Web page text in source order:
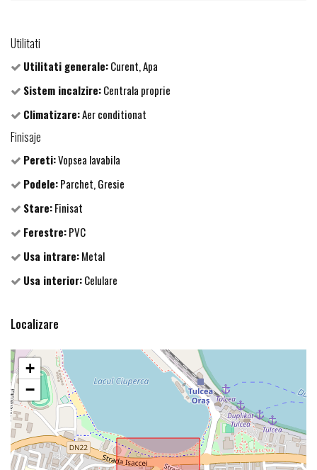
Utilitati
Utilitati generale:Curent, Apa
Sistem incalzire:Centrala proprie
Climatizare:Aer conditionat
Finisaje
Pereti:Vopsea lavabila
Podele:Parchet, Gresie
Stare:Finisat
Ferestre:PVC
Usa intrare:Metal
Usa interior:Celulare
Localizare
+
−